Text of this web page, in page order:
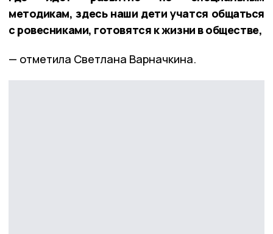
методикам, здесь наши дети учатся общаться
с ровесниками, готовятся к жизни в обществе,
— отметила Светлана Варначкина.